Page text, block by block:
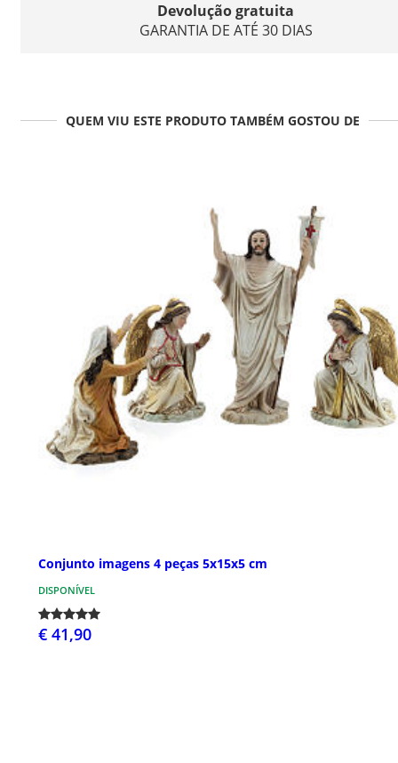
Devolução gratuita
GARANTIA DE ATÉ 30 DIAS
QUEM VIU ESTE PRODUTO TAMBÉM GOSTOU DE
Conjunto imagens 4 peças 5x15x5 cm
DISPONÍVEL
€ 41,90